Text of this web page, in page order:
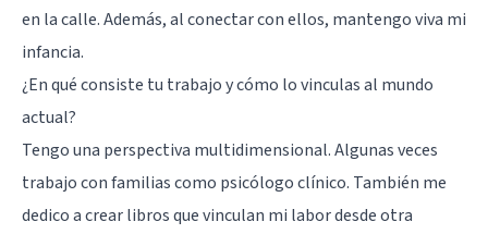
en la calle. Además, al conectar con ellos, mantengo viva mi
infancia.
¿En qué consiste tu trabajo y cómo lo vinculas al mundo
actual?
Tengo una perspectiva multidimensional. Algunas veces
trabajo con familias como psicólogo clínico. También me
dedico a crear libros que vinculan mi labor desde otra